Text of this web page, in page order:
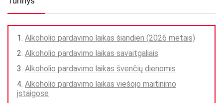
Alkoholio pardavimo laikas šiandien (2026 metais)
Alkoholio pardavimo laikas savaitgaliais
Alkoholio pardavimo laikas švenčių dienomis
Alkoholio pardavimo laikas viešojo maitinimo
įstaigose